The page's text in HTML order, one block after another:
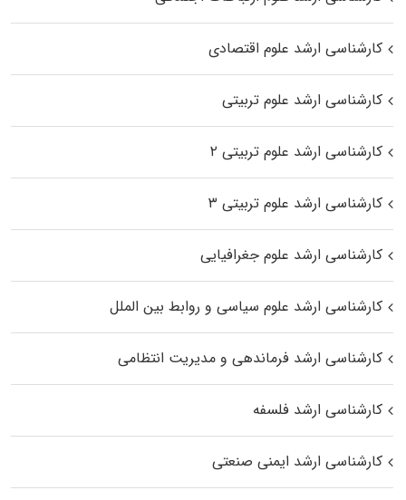
کارشناسی ارشد علوم اقتصادی
کارشناسی ارشد علوم تربیتی
کارشناسی ارشد علوم تربیتی ۲
کارشناسی ارشد علوم تربیتی ۳
کارشناسی ارشد علوم جغرافیایی
کارشناسی ارشد علوم سیاسی و روابط بین الملل
کارشناسی ارشد فرماندهی و مدیریت انتظامی
کارشناسی ارشد فلسفه
کارشناسی ارشد ایمنی صنعتی